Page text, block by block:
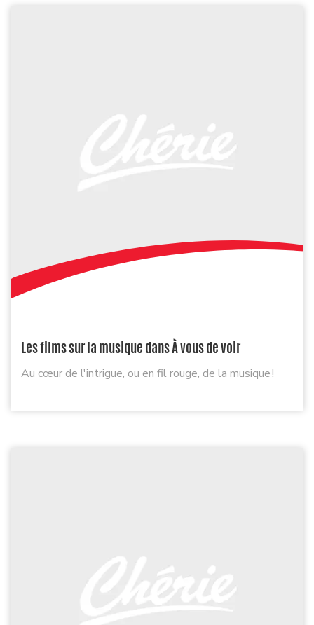
Les films sur la musique dans À vous de voir
Au cœur de l'intrigue, ou en fil rouge, de la musique !